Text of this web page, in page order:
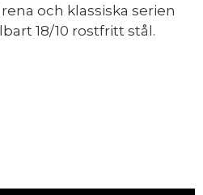
och klassiska serien
18/10 rostfritt stål.